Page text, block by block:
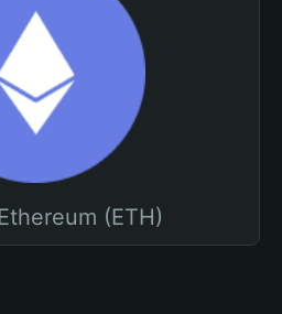
(ETH)